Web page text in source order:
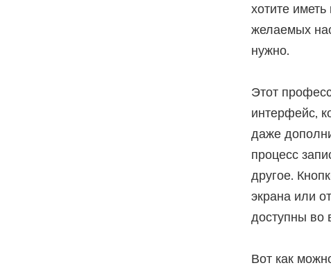
хотите
желаемых
нужно.
Этот
интерфейс,
даже
процесс
другое.
экрана или
доступны во
Вот как